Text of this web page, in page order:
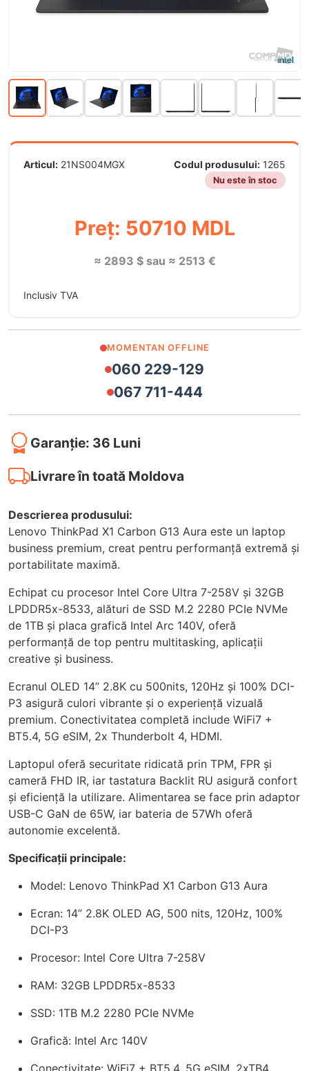
Articul: 21NS004MGX Codul produsului: 1265
Nu este în stoc
Preț: 50710 MDL
≈ 2893 $ sau ≈ 2513 €
Inclusiv TVA
MOMENTAN OFFLINE
060 229-129
067 711-444
Garanție: 36 Luni
Livrare în toată Moldova
Descrierea produsului:
Lenovo ThinkPad X1 Carbon G13 Aura este un laptop
business premium, creat pentru performanță extremă și
portabilitate maximă.
Echipat cu procesor Intel Core Ultra 7-258V și 32GB
LPDDR5x-8533, alături de SSD M.2 2280 PCIe NVMe
de 1TB și placa grafică Intel Arc 140V, oferă
performanță de top pentru multitasking, aplicații
creative și business.
Ecranul OLED 14” 2.8K cu 500nits, 120Hz și 100% DCI-
P3 asigură culori vibrante și o experiență vizuală
premium. Conectivitatea completă include WiFi7 +
BT5.4, 5G eSIM, 2x Thunderbolt 4, HDMI.
Laptopul oferă securitate ridicată prin TPM, FPR și
cameră FHD IR, iar tastatura Backlit RU asigură confort
și eficiență la utilizare. Alimentarea se face prin adaptor
USB-C GaN de 65W, iar bateria de 57Wh oferă
autonomie excelentă.
Specificații principale:
Model: Lenovo ThinkPad X1 Carbon G13 Aura
Ecran: 14” 2.8K OLED AG, 500 nits, 120Hz, 100%
DCI-P3
Procesor: Intel Core Ultra 7-258V
RAM: 32GB LPDDR5x-8533
SSD: 1TB M.2 2280 PCIe NVMe
Grafică: Intel Arc 140V
Conectivitate: WiFi7 + BT5.4, 5G eSIM, 2xTB4,